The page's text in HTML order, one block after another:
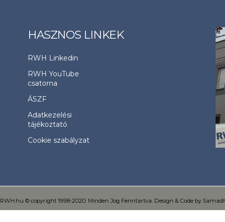
HASZNOS LINKEK
RWH Linkedin
RWH YouTube
csatorna
ÁSZF
Adatkezelési
tájékoztató
Cookie szabályzat
RWH.hu © copyright 1998-2020. Minden Jog Fenntartva. Design & Code by